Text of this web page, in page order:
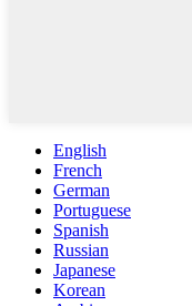
English
French
German
Portuguese
Spanish
Russian
Japanese
Korean